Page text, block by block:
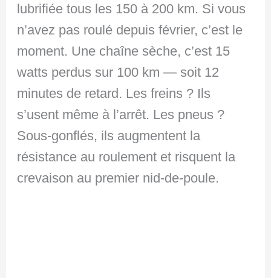
lubrifiée tous les 150 à 200 km. Si vous
n’avez pas roulé depuis février, c’est le
moment. Une chaîne sèche, c’est 15
watts perdus sur 100 km — soit 12
minutes de retard. Les freins ? Ils
s’usent même à l’arrêt. Les pneus ?
Sous-gonflés, ils augmentent la
résistance au roulement et risquent la
crevaison au premier nid-de-poule.